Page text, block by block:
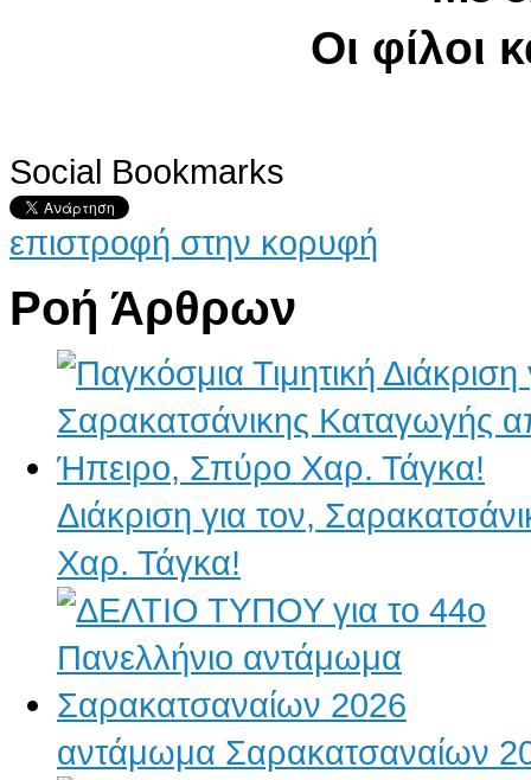
Οι φίλοι
Social Bookmarks
επιστροφή στην κορυφή
Ροή Άρθρων
Διάκριση για τον,
Χαρ. Τάγκα!
αντάμωμα Σαρακατσαναίων